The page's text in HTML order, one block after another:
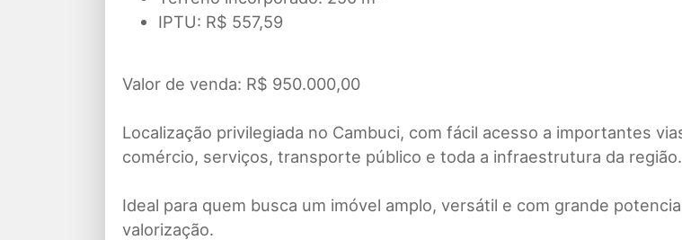
IPTU: R$ 557,59
Valor de venda: R$ 950.000,00
Localização privilegiada no Cambuci, com fácil acesso a importantes
comércio, serviços, transporte público e toda a infraestrutura da região.
Ideal para quem busca um imóvel amplo, versátil e com grande
valorização.